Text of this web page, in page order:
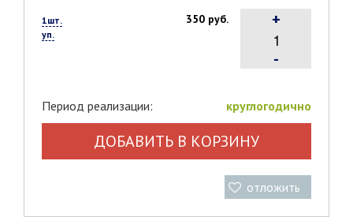
1шт.
уп.
350 руб.
-
+
Период реализации: круглогодично
ДОБАВИТЬ В КОРЗИНУ
отложить